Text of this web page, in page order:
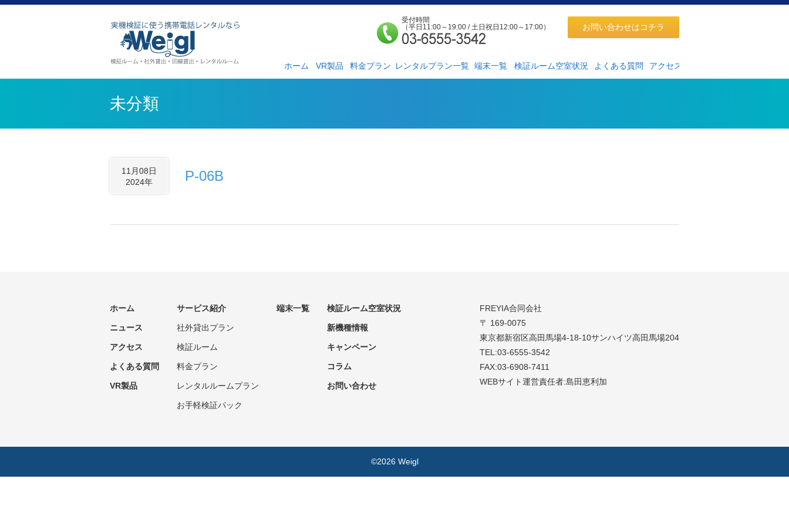
お問い合わせはコチラ
受付時間
（平日11:00～19:00 / 土日祝日12:00～17:00）
ホーム VR製品 料金プラン レンタルプラン一覧 端末一覧 検証ルーム空室状況 よくある質問 アクセス
未分類
11月08日
2024年
P-06B
ホーム
ニュース
アクセス
よくある質問
VR製品
サービス紹介
社外貸出プラン
検証ルーム
料金プラン
レンタルルームプラン
お手軽検証パック
端末一覧 検証ルーム空室状況
新機種情報
キャンペーン
コラム
お問い合わせ
FREYIA合同会社
〒 169-0075
東京都新宿区高田馬場4-18-10サンハイツ高田馬場204
TEL:03-6555-3542
FAX:03-6908-7411
WEBサイト運営責任者:島田恵利加
©2026 Weigl